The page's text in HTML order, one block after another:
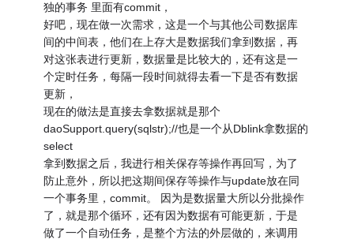
独的事务 里面有commit，
好吧，现在做一次需求，这是一个与其他公司数据库
间的中间表，他们在上存大是数据我们拿到数据，再
对这张表进行更新，数据量是比较大的，还有这是一
个定时任务，每隔一段时间就得去看一下是否有数据
更新，
现在的做法是直接去拿数据就是那个
daoSupport.query(sqlstr);//也是一个从Dblink拿数据的
select
拿到数据之后，我进行相关保存等操作再回写，为了
防止意外，所以把这期间保存等操作与update放在同
一个事务里，commit。 因为是数据量大所以分批操作
了，就是那个循环，还有因为数据有可能更新，于是
做了一个自动任务，是整个方法的外层做的，来调用